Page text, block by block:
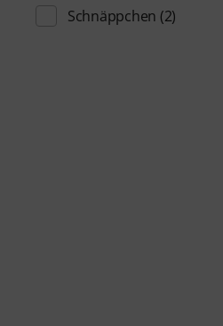
Schnäppchen (2)